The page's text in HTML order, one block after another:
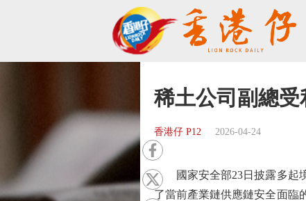
稀土公司副總
香港仔 P12 2026-04-24
國家安全部23日披露多起境
了當前產業鏈供應鏈安全面臨